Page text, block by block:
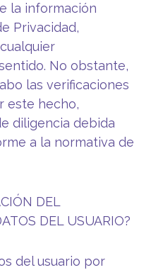
la información
Privacidad,
No obstante,
las verificaciones
este hecho,
diligencia debida
a la normativa de
DEL
DEL USUARIO?
del usuario por